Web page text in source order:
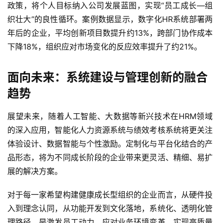
政策，将个人目标纳入公司发展蓝图，实现“员工成长—组
织壮大”的良性循环。案例数据显示，数字化HR系统部署两
年后的企业，平均创新项目数提升约13%，跨部门协作成本
下降18%，组织应对市场变化的反应效率提升了约21%。
面向未来：系统建设与管理创新的融合
趋势
展望未来，随着人工智能、大数据等新兴技术在HRM领域
的深入应用，智能化人力资源系统与绩效考核系统将更关注
体验设计、数据智能与个性激励。定制化与平台化结合的产
品形态，将为不同成长阶段的企业带来更灵活、精细、易扩
展的解决方案。
对于每一家希望构建健康成长型组织的企业而言，从硬件投
入到理念认同，从功能开发到文化落地，系统化、透明化管